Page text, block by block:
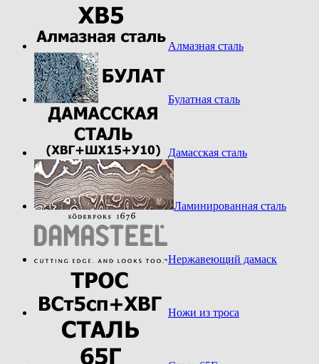
Алмазная сталь
Булатная сталь
Дамасская сталь
Ламинированная сталь
Нержавеющий дамаск
Ножи из троса